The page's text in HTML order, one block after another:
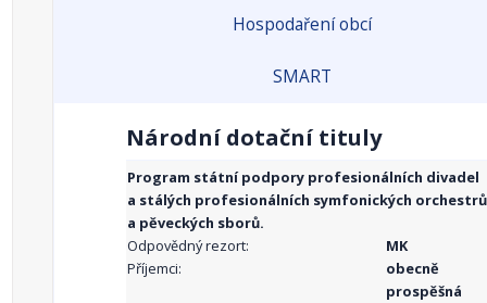
Hospodaření obcí
SMART
Národní dotační tituly
Program státní podpory profesionálních divadel
a stálých profesionálních symfonických orchestrů
a pěveckých sborů.
Odpovědný rezort:
MK
Příjemci:
obecně
prospěšná